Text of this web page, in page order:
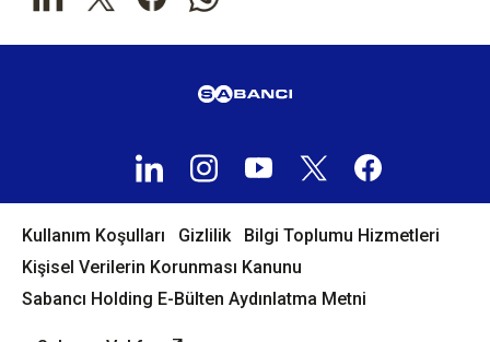
Kullanım Koşulları Gizlilik
Bilgi Toplumu Hizmetleri
Kişisel Verilerin Korunması Kanunu
Sabancı Holding E-Bülten Aydınlatma Metni